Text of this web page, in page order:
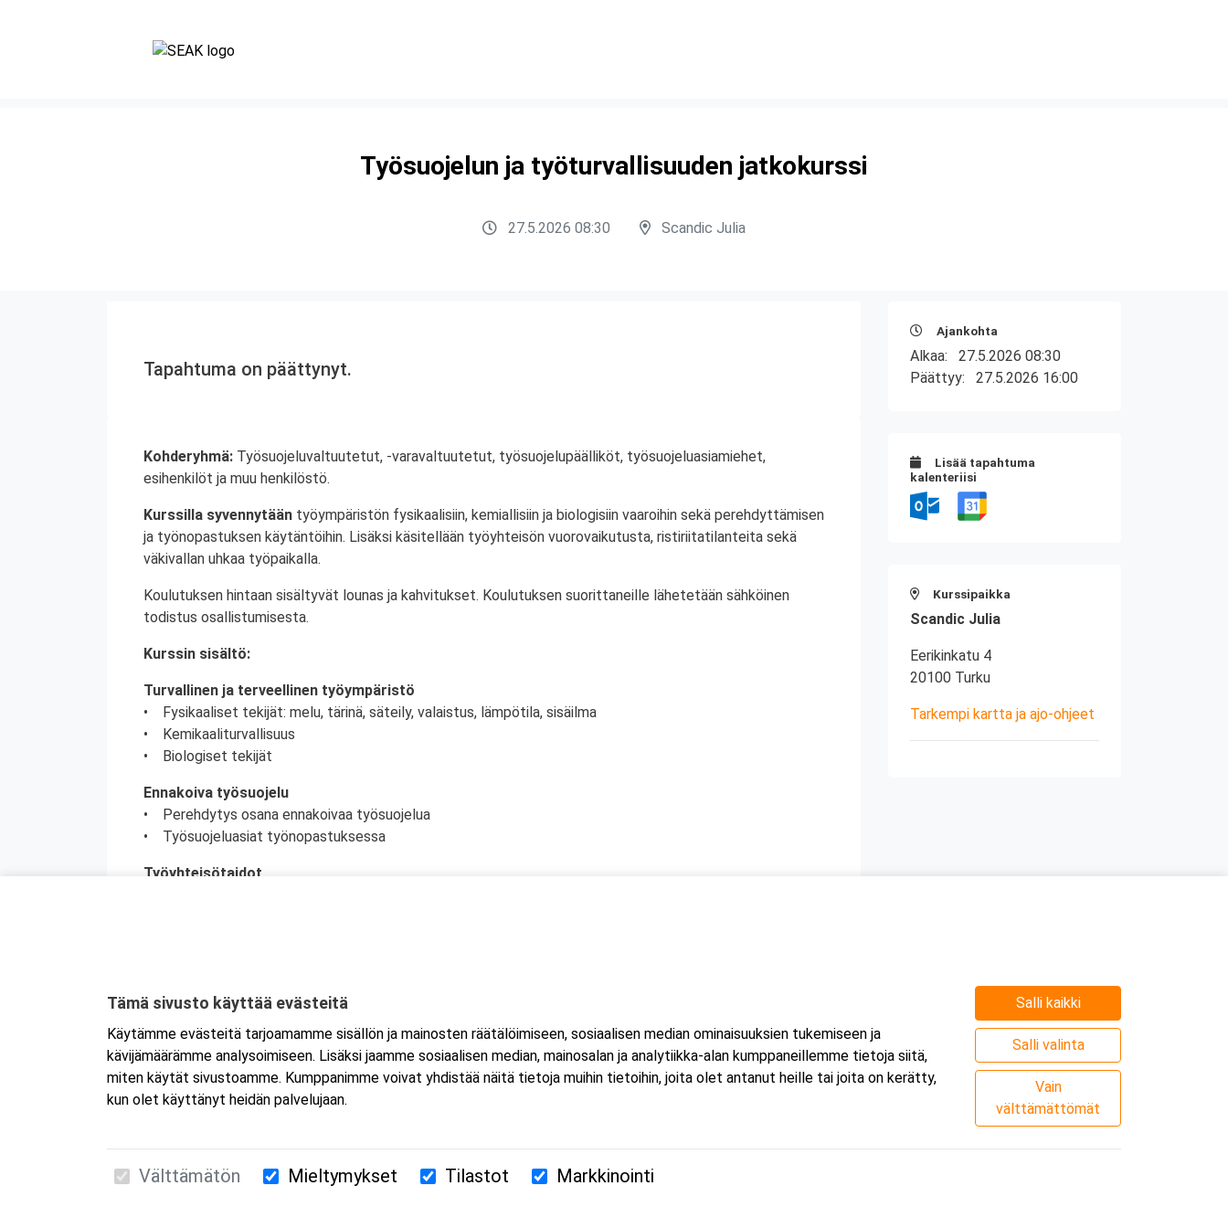
Työsuojelun ja työturvallisuuden jatkokurssi
27.5.2026 08:30 Scandic Julia
Tapahtuma on päättynyt.
Kohderyhmä: Työsuojeluvaltuutetut, -varavaltuutetut, työsuojelupäälliköt, työsuojeluasiamiehet,
esihenkilöt ja muu henkilöstö.
Kurssilla syvennytään työympäristön fysikaalisiin, kemiallisiin ja biologisiin vaaroihin sekä perehdyttämisen
ja työnopastuksen käytäntöihin. Lisäksi käsitellään työyhteisön vuorovaikutusta, ristiriitatilanteita sekä
väkivallan uhkaa työpaikalla.
Koulutuksen hintaan sisältyvät lounas ja kahvitukset. Koulutuksen suorittaneille lähetetään sähköinen
todistus osallistumisesta.
Kurssin sisältö:
Turvallinen ja terveellinen työympäristö
• Fysikaaliset tekijät: melu, tärinä, säteily, valaistus, lämpötila, sisäilma
• Kemikaaliturvallisuus
• Biologiset tekijät
Ennakoiva työsuojelu
• Perehdytys osana ennakoivaa työsuojelua
• Työsuojeluasiat työnopastuksessa
Työyhteisötaidot
• Ilmeinen väkivallan uhka työpaikalla
• Uhkaavan henkilön kohtaaminen
• Toiminta uhkaavan tilanteen jälkeen
Ajankohta
Alkaa: 27.5.2026 08:30
Päättyy: 27.5.2026 16:00
Lisää tapahtuma
kalenteriisi
Kurssipaikka
Scandic Julia
Eerikinkatu 4
20100 Turku
Tarkempi kartta ja ajo-ohjeet
Suomen Ensiapukoulutus Oy / Valimotie 21 / 00380 Helsinki
Tämä sivusto käyttää evästeitä
Käytämme evästeitä tarjoamamme sisällön ja mainosten räätälöimiseen, sosiaalisen median ominaisuuksien tukemiseen ja
kävijämäärämme analysoimiseen. Lisäksi jaamme sosiaalisen median, mainosalan ja analytiikka-alan kumppaneillemme tietoja siitä,
miten käytät sivustoamme. Kumppanimme voivat yhdistää näitä tietoja muihin tietoihin, joita olet antanut heille tai joita on kerätty,
kun olet käyttänyt heidän palvelujaan.
Salli kaikki
Salli valinta
Vain
välttämättömät
Välttämätön Mieltymykset Tilastot Markkinointi